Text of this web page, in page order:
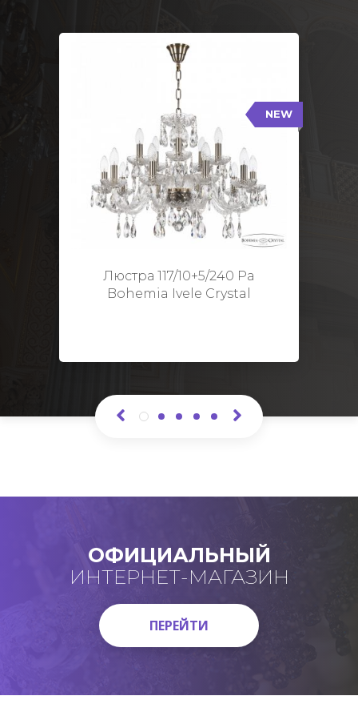
NEW
Люстра 117/10+5/240 Pa
Bohemia Ivele Crystal
117/10+5/240 Pa
Тип: Стеклянный рожок
Цвет арматуры: Патина/
Кол-во ламп: 15
Диаметр: 70 см
ОФИЦИАЛЬНЫЙ
ИНТЕРНЕТ-МАГАЗИН
ПЕРЕЙТИ
ПЕРЕЙТИ